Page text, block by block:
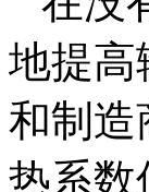
地提高
和制造
热系数